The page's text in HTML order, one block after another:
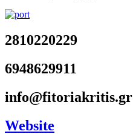
2810220229
6948629911
info@fitoriakritis.gr
Website